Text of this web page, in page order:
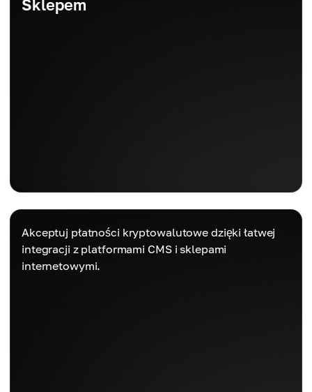
Sklepem
Akceptuj płatności kryptowalutowe dzięki łatwej
integracji z platformami CMS i sklepami
internetowymi.